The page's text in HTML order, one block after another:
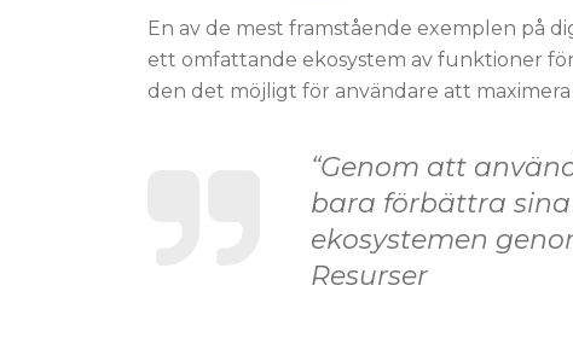
En av de mest framstående exemplen på
ett omfattande ekosystem av funktioner
den det möjligt för användare att
“Genom att
bara förbättra
ekosystemen
Resurser